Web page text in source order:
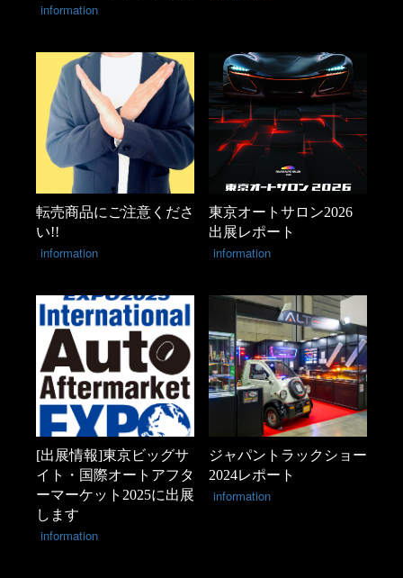
information
転売商品にご注意くださ
い!!
information
東京オートサロン2026
出展レポート
information
[出展情報]東京ビッグサ
イト・国際オートアフタ
ーマーケット2025に出展
します
information
ジャパントラックショー
2024レポート
information